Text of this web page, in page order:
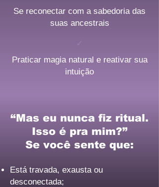
Se reconectar com a sabedoria das
suas ancestrais
✓
Praticar magia natural e reativar sua
intuição
“Mas eu nunca fiz ritual.
Isso é pra mim?”
Se você sente que:
Está travada, exausta ou
desconectada;